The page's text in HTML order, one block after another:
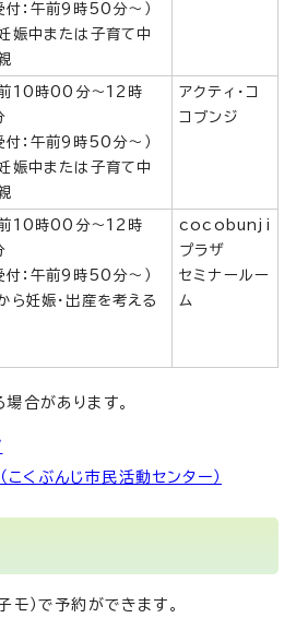
付：午前9時50分～）
娠中または子育て中
10時00分～12時
付：午前9時50分～）
娠中または子育て中
アクティ・コ
コブンジ
10時00分～12時
付：午前9時50分～）
ら妊娠・出産を考える
cocobunji
プラザ
セミナールー
ム
場合があります。
こくぶんじ市民活動センター）
モ）で予約ができます。